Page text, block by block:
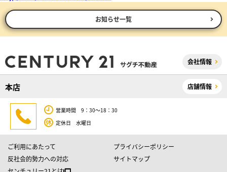
お知らせ一覧
会社情報
本店 店舗情報
営業時間 9：30～18：30
定休日 水曜日
ご利用にあたって
プライバシーポリシー
反社会的勢力への対応
サイトマップ